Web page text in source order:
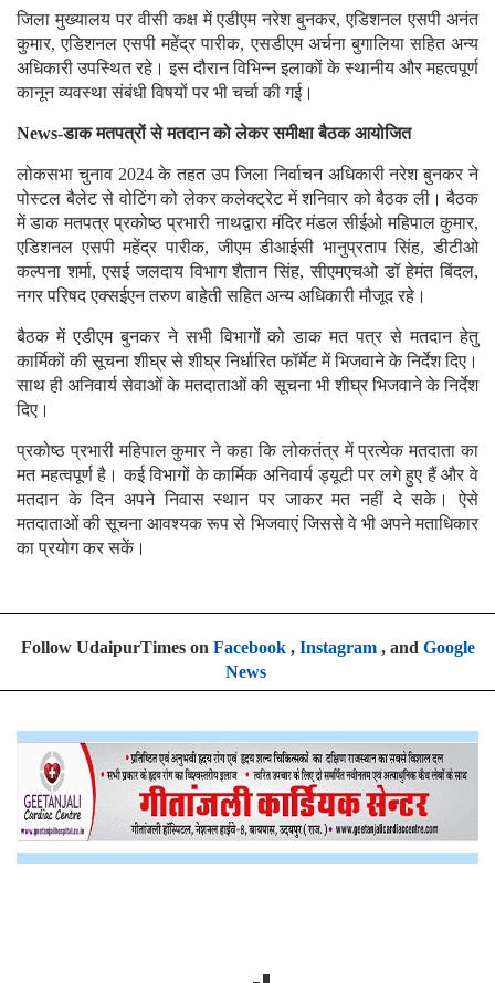
जिला मुख्यालय पर वीसी कक्ष में एडीएम नरेश बुनकर, एडिशनल एसपी अनंत
कुमार, एडिशनल एसपी महेंद्र पारीक, एसडीएम अर्चना बुगालिया सहित अन्य
अधिकारी उपस्थित रहे। इस दौरान विभिन्न इलाकों के स्थानीय और महत्वपूर्ण
कानून व्यवस्था संबंधी विषयों पर भी चर्चा की गई।
News-डाक मतपत्रों से मतदान को लेकर समीक्षा बैठक आयोजित
लोकसभा चुनाव 2024 के तहत उप जिला निर्वाचन अधिकारी नरेश बुनकर ने
पोस्टल बैलेट से वोटिंग को लेकर कलेक्ट्रेट में शनिवार को बैठक ली। बैठक
में डाक मतपत्र प्रकोष्ठ प्रभारी नाथद्वारा मंदिर मंडल सीईओ महिपाल कुमार,
एडिशनल एसपी महेंद्र पारीक, जीएम डीआईसी भानुप्रताप सिंह, डीटीओ
कल्पना शर्मा, एसई जलदाय विभाग शैतान सिंह, सीएमएचओ डॉ हेमंत बिंदल,
नगर परिषद एक्सईएन तरुण बाहेती सहित अन्य अधिकारी मौजूद रहे।
बैठक में एडीएम बुनकर ने सभी विभागों को डाक मत पत्र से मतदान हेतु
कार्मिकों की सूचना शीघ्र से शीघ्र निर्धारित फॉर्मेट में भिजवाने के निर्देश दिए।
साथ ही अनिवार्य सेवाओं के मतदाताओं की सूचना भी शीघ्र भिजवाने के निर्देश
दिए।
प्रकोष्ठ प्रभारी महिपाल कुमार ने कहा कि लोकतंत्र में प्रत्येक मतदाता का
मत महत्वपूर्ण है। कई विभागों के कार्मिक अनिवार्य ड्यूटी पर लगे हुए हैं और वे
मतदान के दिन अपने निवास स्थान पर जाकर मत नहीं दे सके। ऐसे
मतदाताओं की सूचना आवश्यक रूप से भिजवाएं जिससे वे भी अपने मताधिकार
का प्रयोग कर सकें।
Follow UdaipurTimes on Facebook, Instagram, and Google
News